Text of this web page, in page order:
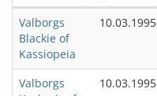
Valborgs
Blackie of
Kassiopeia
10.03.1995
Valborgs
10.03.1995